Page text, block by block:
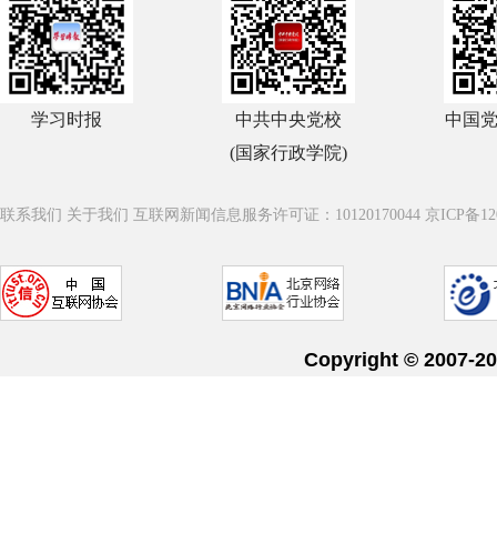
学习时报
中共中央党校
(国家行政学院)
中国
联系我们 关于我们 互联网新闻信息服务许可证：10120170044 京ICP备
Copyright © 2007-